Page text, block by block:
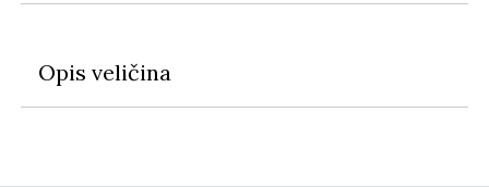
Opis veličina